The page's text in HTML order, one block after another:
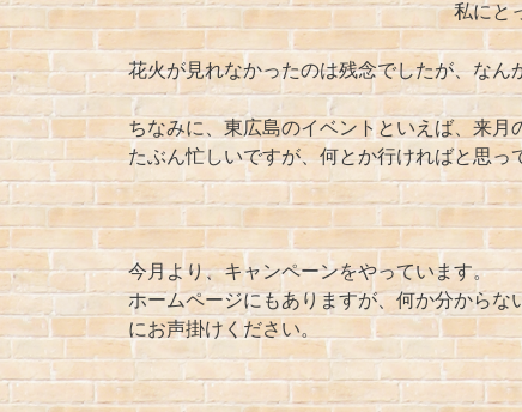
私にとっては夏の祭り
花火が見れなかったのは残念でしたが、な
ちなみに、東広島のイベントといえば、来月
たぶん忙しいですが、何とか行ければと思っ
今月より、キャンペーンをやっています。
ホームページにもありますが、何か分から
にお声掛けください。